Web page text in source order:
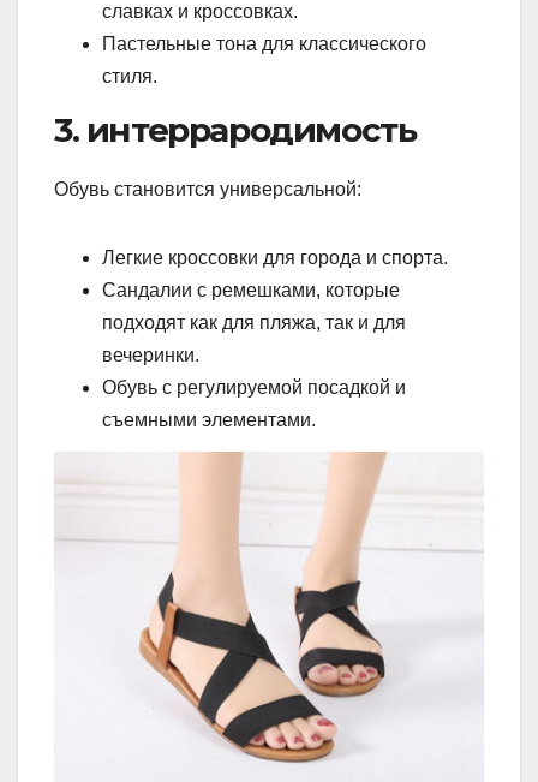
славках и кроссовках.
Пастельные тона для классического
стиля.
3. интеррародимость
Обувь становится универсальной:
Легкие кроссовки для города и спорта.
Сандалии с ремешками, которые
подходят как для пляжа, так и для
вечеринки.
Обувь с регулируемой посадкой и
съемными элементами.